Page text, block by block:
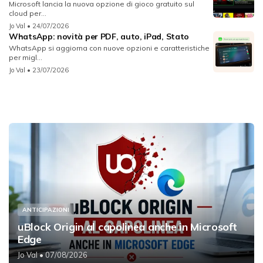
Microsoft lancia la nuova opzione di gioco gratuito sul
cloud per...
Jo Val • 24/07/2026
WhatsApp: novità per PDF, auto, iPad, Stato
WhatsApp si aggiorna con nuove opzioni e caratteristiche
per migl...
Jo Val • 23/07/2026
ANTICIPAZIONI
uBlock Origin al capolinea anche in Microsoft
Edge
Jo Val• 07/08/2026